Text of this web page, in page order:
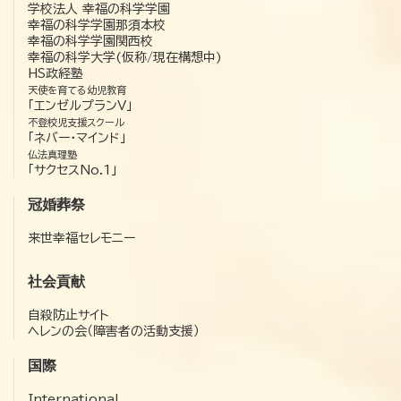
学校法人 幸福の科学学園
幸福の科学学園那須本校
幸福の科学学園関西校
幸福の科学大学(仮称/現在構想中)
HS政経塾
天使を育てる幼児教育
「エンゼルプランV」
不登校児支援スクール
「ネバー・マインド」
仏法真理塾
「サクセスNo.1」
冠婚葬祭
来世幸福セレモニー
社会貢献
自殺防止サイト
ヘレンの会（障害者の活動支援）
国際